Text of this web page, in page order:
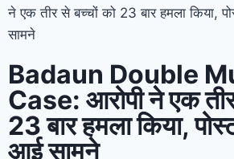
ने एक तीर से बच्चों को 23 बार हमला किया,
सामने
Badaun Double
Case: आरोपी ने एक
23 बार हमला किया, पोस्ट
आई सामने